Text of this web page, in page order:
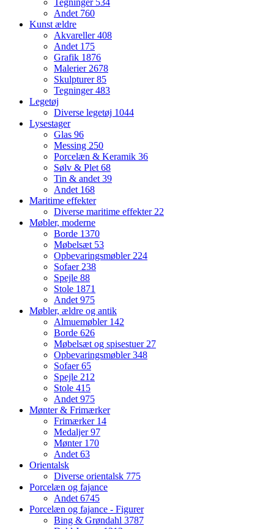
Tegninger 534
Andet 760
Kunst ældre
Akvareller408
Andet 175
Grafik 1876
Malerier 2678
Skulpturer85
Tegninger483
Legetøj
Diverse legetøj 1044
Lysestager
Glas 96
Messing 250
Porcelæn & Keramik 36
Sølv & Plet 68
Tin & andet 39
Andet 168
Maritime effekter
Diverse maritime effekter 22
Møbler, moderne
Borde 1370
Møbelsæt 53
Opbevaringsmøbler 224
Sofaer 238
Spejle 88
Stole 1871
Andet 975
Møbler, ældre og antik
Almuemøbler 142
Borde 626
Møbelsæt og spisestuer 27
Opbevaringsmøbler348
Sofaer65
Spejle 212
Stole 415
Andet 975
Mønter & Frimærker
Frimærker 14
Medaljer97
Mønter 170
Andet 63
Orientalsk
Diverse orientalsk 775
Porcelæn og fajance
Andet 6745
Porcelæn og fajance - Figurer
Bing & Grøndahl 3787